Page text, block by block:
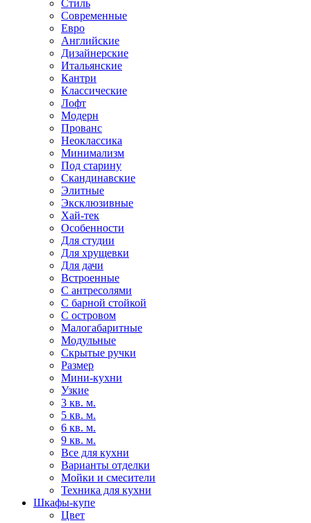
Стиль
Современные
Евро
Английские
Дизайнерские
Итальянские
Кантри
Классические
Лофт
Модерн
Прованс
Неоклассика
Минимализм
Под старину
Скандинавские
Элитные
Эксклюзивные
Хай-тек
Особенности
Для студии
Для хрущевки
Для дачи
Встроенные
С антресолями
С барной стойкой
С островом
Малогабаритные
Модульные
Скрытые ручки
Размер
Мини-кухни
Узкие
3 кв. м.
5 кв. м.
6 кв. м.
9 кв. м.
Все для кухни
Варианты отделки
Мойки и смесители
Техника для кухни
Шкафы-купе
Цвет